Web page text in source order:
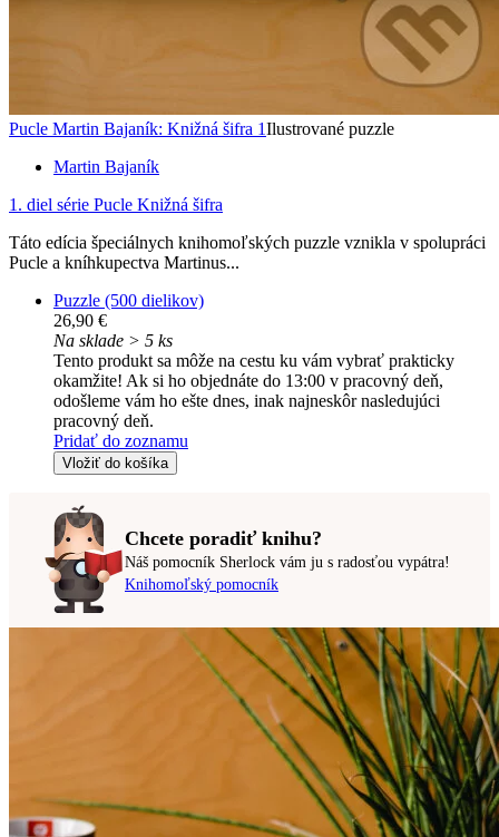
Pucle Martin Bajaník: Knižná šifra 1Ilustrované puzzle
Martin Bajaník
1. diel série Pucle Knižná šifra
Táto edícia špeciálnych knihomoľských puzzle vznikla v spolupráci
Pucle a kníhkupectva Martinus...
Puzzle (500 dielikov)
26,90 €
Na sklade > 5 ks
Tento produkt sa môže na cestu ku vám vybrať prakticky
okamžite! Ak si ho objednáte do 13:00 v pracovný deň,
odošleme vám ho ešte dnes, inak najneskôr nasledujúci
pracovný deň.
Pridať do zoznamu
Vložiť do košíka
Chcete poradiť knihu?
Náš pomocník Sherlock vám ju s radosťou vypátra!
Knihomoľský pomocník